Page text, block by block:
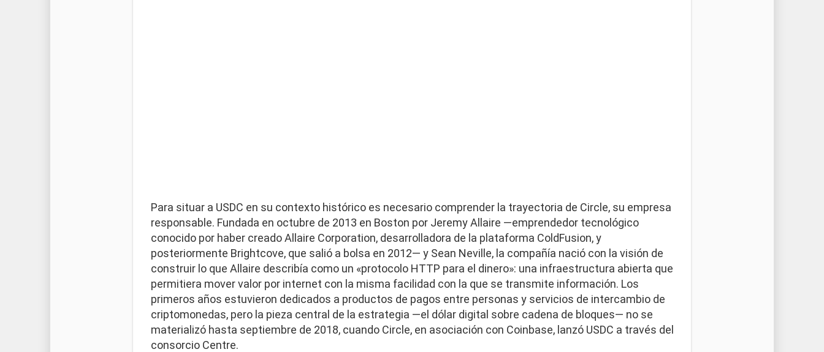
Para situar a USDC en su contexto histórico es necesario comprender la trayectoria de Circle, su empresa
responsable. Fundada en octubre de 2013 en Boston por Jeremy Allaire —emprendedor tecnológico
conocido por haber creado Allaire Corporation, desarrolladora de la plataforma ColdFusion, y
posteriormente Brightcove, que salió a bolsa en 2012— y Sean Neville, la compañía nació con la visión de
construir lo que Allaire describía como un «protocolo HTTP para el dinero»: una infraestructura abierta que
permitiera mover valor por internet con la misma facilidad con la que se transmite información. Los
primeros años estuvieron dedicados a productos de pagos entre personas y servicios de intercambio de
criptomonedas, pero la pieza central de la estrategia —el dólar digital sobre cadena de bloques— no se
materializó hasta septiembre de 2018, cuando Circle, en asociación con Coinbase, lanzó USDC a través del
consorcio Centre.